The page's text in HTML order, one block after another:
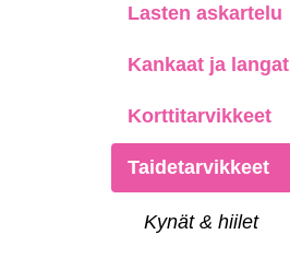
Lasten askartelu
Kankaat ja langat
Korttitarvikkeet
Taidetarvikkeet
Kynät & hiilet